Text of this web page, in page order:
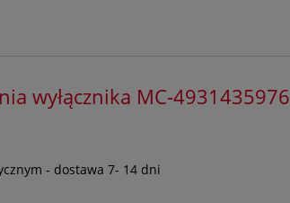
wyłącznika MC-4931435976
- dostawa 7- 14 dni